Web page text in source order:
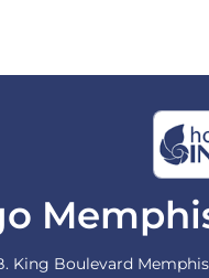
King Boulevard Memphis